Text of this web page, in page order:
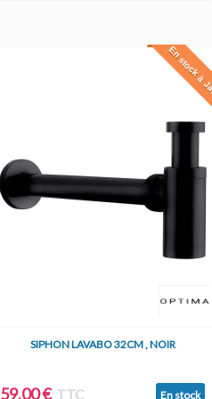
En stock
SIPHON LAVABO 32CM , NOIR
59,00 € TTC En stock